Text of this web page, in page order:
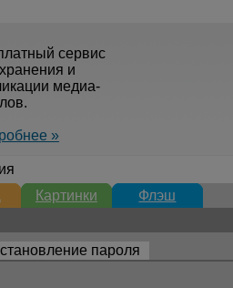
сервис
и
медиа-
»
Картинки
Флэш
пароля